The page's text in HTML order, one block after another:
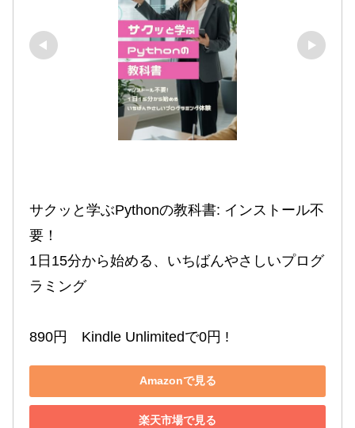
サクッと学ぶPythonの教科書: インストール不
要！
1日15分から始める、いちばんやさしいプログ
ラミング
890円　Kindle Unlimitedで0円 !
Amazonで見る
楽天市場で見る